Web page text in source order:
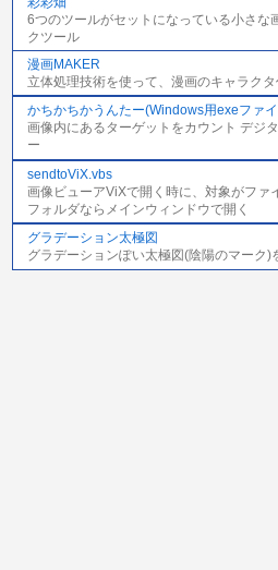
6つのツールがセットになっている小さな
クツール
漫画MAKER
立体処理技術を使って、漫画のキャラク
かちかちかうんたー(Windows用exeファ
画像内にあるターゲットをカウント デジ
ー
sendtoViX.vbs
画像ビューアViXで開く時に、対象がファ
フォルダならメインウィンドウで開く
グラデーション太極図
グラデーションぽい太極図(陰陽のマーク)